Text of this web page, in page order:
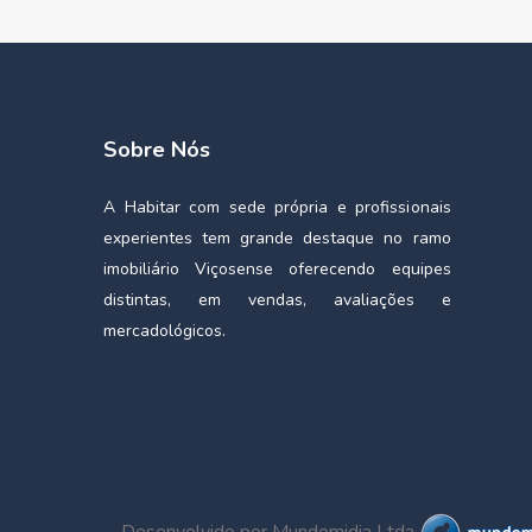
Sobre Nós
A Habitar com sede própria e profissionais
experientes tem grande destaque no ramo
imobiliário Viçosense oferecendo equipes
distintas, em vendas, avaliações e
mercadológicos.